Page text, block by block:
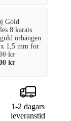
Gold
8 karats
örhängen
1,5 mmfor
kr
kr
1-2 dagars
leveranstid